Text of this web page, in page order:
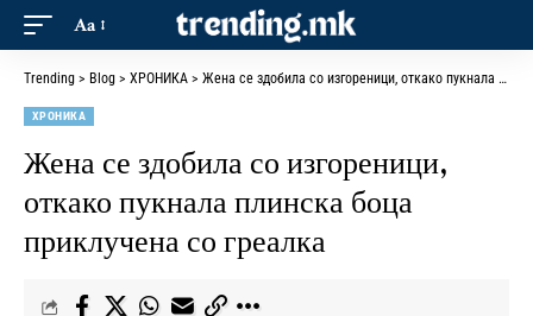
Aa
Trending > Blog > ХРОНИКА > Жена се здобила со изгореници, откако пукнала плинска боца приклучена со греалка
ХРОНИКА
Жена се здобила со изгореници,
откако пукнала плинска боца
приклучена со греалка